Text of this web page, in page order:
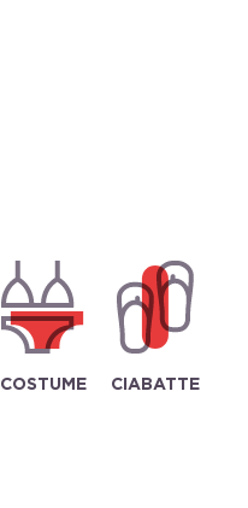
COSTUME
CIABATTE